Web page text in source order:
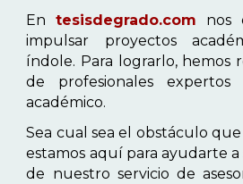
Entesisdegrado.com nos
impulsar proyectos
índole. Para lograrlo, hemos
de profesionales
académico.
Sea cual sea el obstáculo
estamos aquí para ayudarte
de nuestro servicio de